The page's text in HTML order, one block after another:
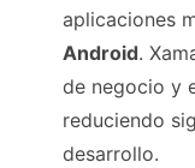
aplicaciones
Android.
de negocio y
reduciendo
desarrollo.